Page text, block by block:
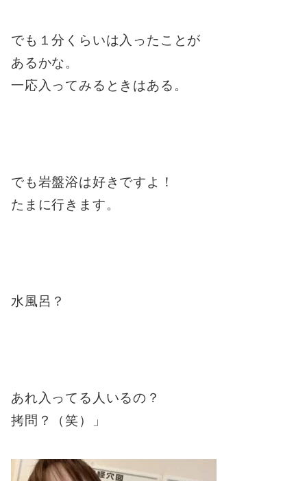
でも１分くらいは入ったことが
あるかな。
一応入ってみるときはある。
でも岩盤浴は好きですよ！
たまに行きます。
水風呂？
あれ入ってる人いるの？
拷問？（笑）」